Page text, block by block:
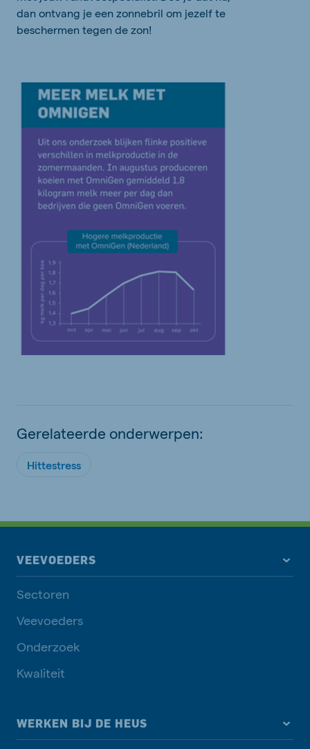
dan ontvang je een zonnebril om jezelf te
beschermen tegen de zon!
Gerelateerde onderwerpen:
Hittestress
VEEVOEDERS
Sectoren
Veevoeders
Onderzoek
Kwaliteit
WERKEN BIJ DE HEUS